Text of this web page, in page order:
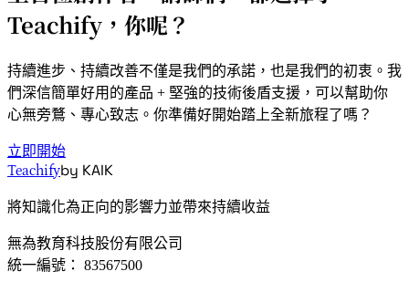
Teachify，你呢？
持續進步、持續改善不僅是我們的承諾，也是我們的初衷。我
們深信簡單好用的產品 + 堅強的技術後盾支援，可以幫助你
心無旁鶩、專心致志。你準備好開始踏上全新旅程了嗎？
立即開始
Teachifyby KAIK
將知識化為正向的影響力並帶來持續收益
無為教育科技股份有限公司
統一編號： 83567500